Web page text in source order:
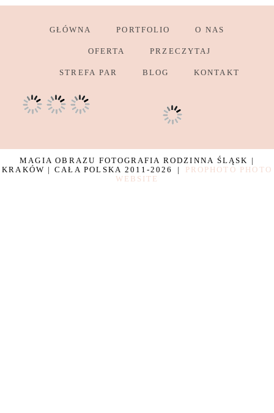
GŁÓWNA PORTFOLIO O NAS
OFERTA PRZECZYTAJ
STREFA PAR BLOG KONTAKT
MAGIA OBRAZU FOTOGRAFIA RODZINNA ŚLĄSK |
KRAKÓW | CAŁA POLSKA 2011-2026
|
PROPHOTO PHOTO
WEBSITE